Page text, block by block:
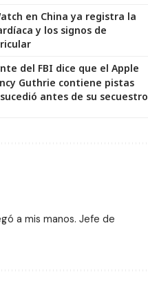
en China ya registra la
y los signos de
del FBI dice que el Apple
Guthrie contiene pistas
antes de su secuestro
a mis manos. Jefe de